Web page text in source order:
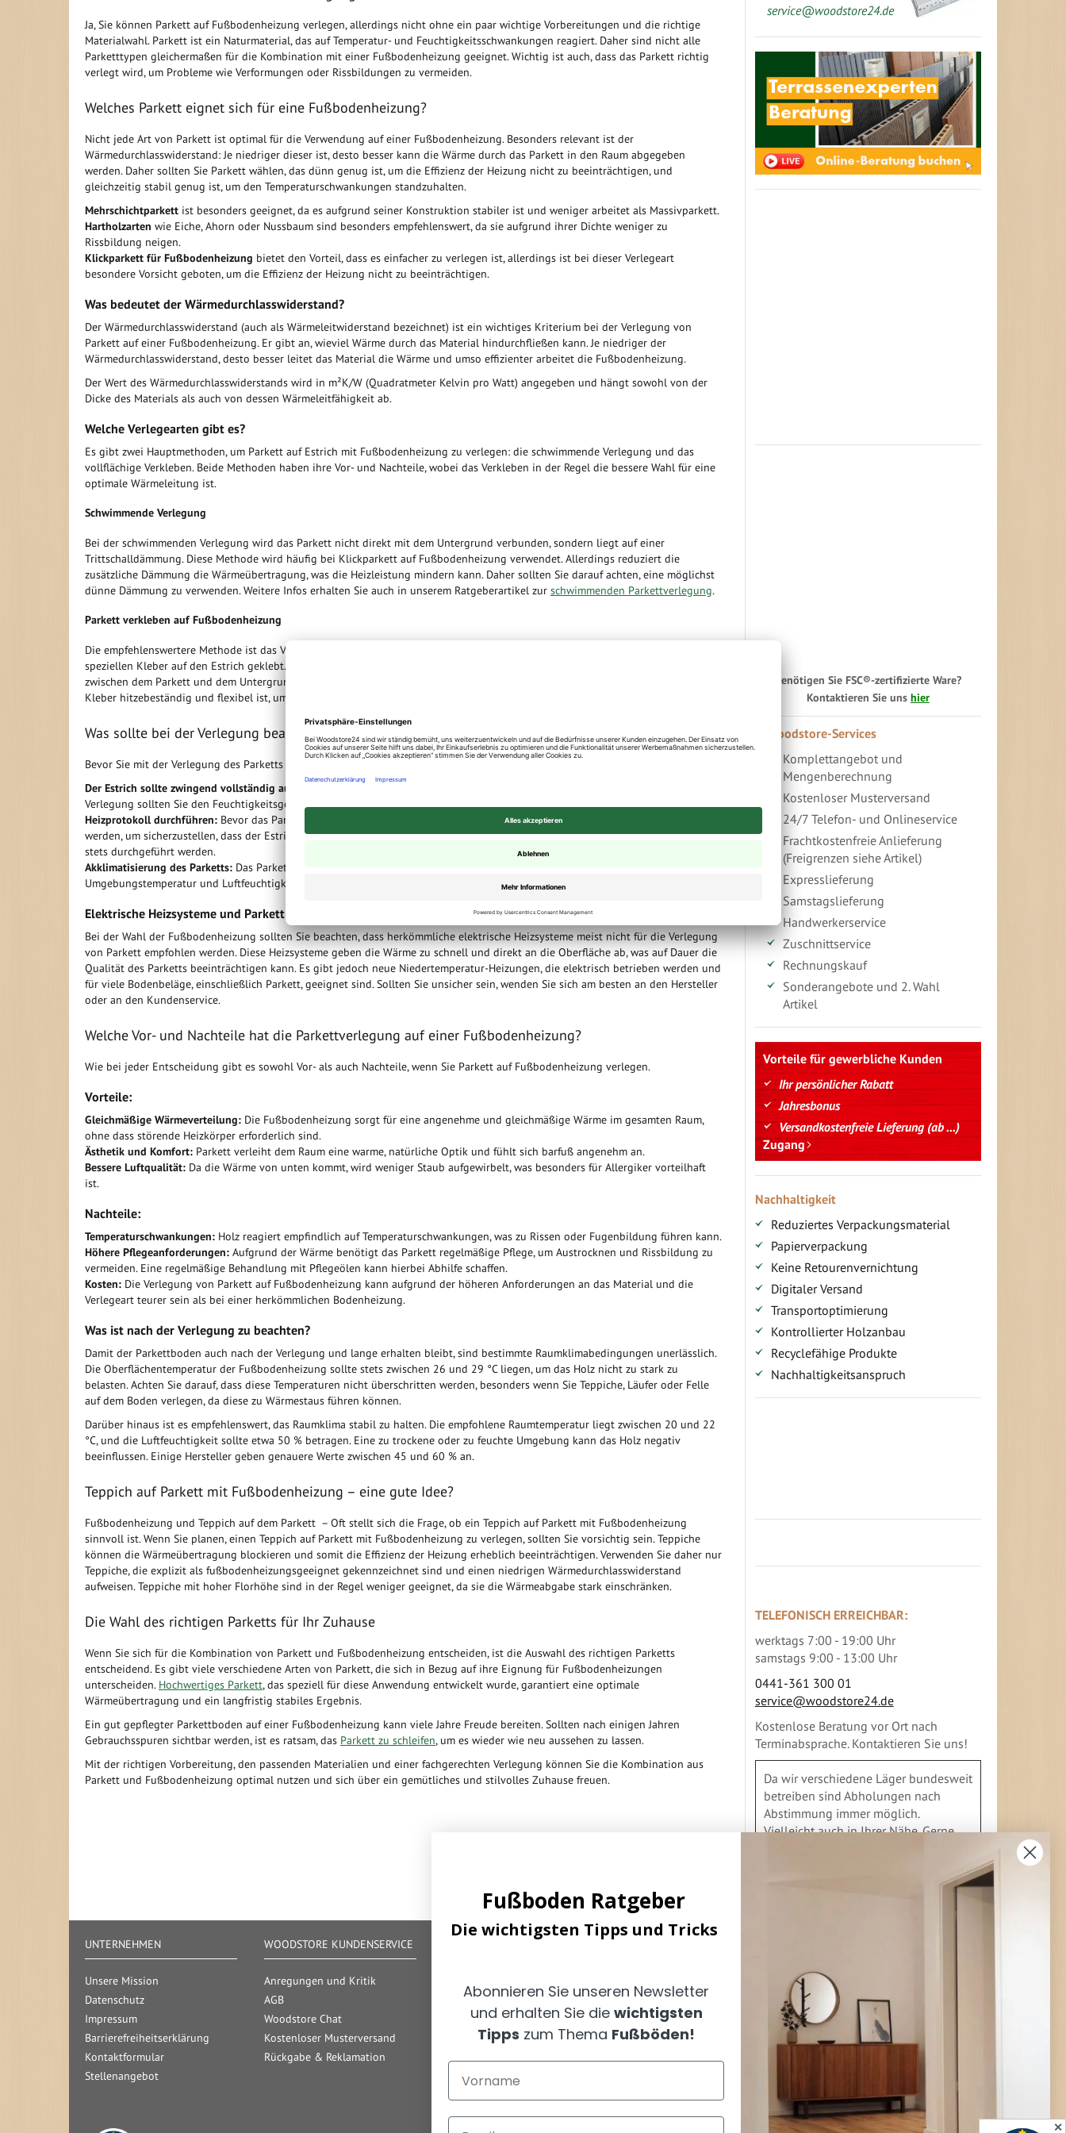
Ja, Sie können Parkett auf Fußbodenheizung verlegen, allerdings nicht ohne ein paar wichtige Vorbereitungen und die richtige
Materialwahl. Parkett ist ein Naturmaterial, das auf Temperatur- und Feuchtigkeitsschwankungen reagiert. Daher sind nicht alle
Parketttypen gleichermaßen für die Kombination mit einer Fußbodenheizung geeignet. Wichtig ist auch, dass das Parkett richtig
verlegt wird, um Probleme wie Verformungen oder Rissbildungen zu vermeiden.
Welches Parkett eignet sich für eine Fußbodenheizung?
Nicht jede Art von Parkett ist optimal für die Verwendung auf einer Fußbodenheizung. Besonders relevant ist der
Wärmedurchlasswiderstand: Je niedriger dieser ist, desto besser kann die Wärme durch das Parkett in den Raum abgegeben
werden. Daher sollten Sie Parkett wählen, das dünn genug ist, um die Effizienz der Heizung nicht zu beeinträchtigen, und
gleichzeitig stabil genug ist, um den Temperaturschwankungen standzuhalten.
Mehrschichtparkett ist besonders geeignet, da es aufgrund seiner Konstruktion stabiler ist und weniger arbeitet als Massivparkett.
Hartholzarten wie Eiche, Ahorn oder Nussbaum sind besonders empfehlenswert, da sie aufgrund ihrer Dichte weniger zu
Rissbildung neigen.
Klickparkett für Fußbodenheizung bietet den Vorteil, dass es einfacher zu verlegen ist, allerdings ist bei dieser Verlegeart
besondere Vorsicht geboten, um die Effizienz der Heizung nicht zu beeinträchtigen.
Was bedeutet der Wärmedurchlasswiderstand?
Der Wärmedurchlasswiderstand (auch als Wärmeleitwiderstand bezeichnet) ist ein wichtiges Kriterium bei der Verlegung von
Parkett auf einer Fußbodenheizung. Er gibt an, wieviel Wärme durch das Material hindurchfließen kann. Je niedriger der
Wärmedurchlasswiderstand, desto besser leitet das Material die Wärme und umso effizienter arbeitet die Fußbodenheizung.
Der Wert des Wärmedurchlasswiderstands wird in m²K/W (Quadratmeter Kelvin pro Watt) angegeben und hängt sowohl von der
Dicke des Materials als auch von dessen Wärmeleitfähigkeit ab.
Welche Verlegearten gibt es?
Es gibt zwei Hauptmethoden, um Parkett auf Estrich mit Fußbodenheizung zu verlegen: die schwimmende Verlegung und das
vollflächige Verkleben. Beide Methoden haben ihre Vor- und Nachteile, wobei das Verkleben in der Regel die bessere Wahl für eine
optimale Wärmeleitung ist.
Schwimmende Verlegung
Bei der schwimmenden Verlegung wird das Parkett nicht direkt mit dem Untergrund verbunden, sondern liegt auf einer
Trittschalldämmung. Diese Methode wird häufig bei Klickparkett auf Fußbodenheizung verwendet. Allerdings reduziert die
zusätzliche Dämmung die Wärmeübertragung, was die Heizleistung mindern kann. Daher sollten Sie darauf achten, eine möglichst
dünne Dämmung zu verwenden. Weitere Infos erhalten Sie auch in unserem Ratgeberartikel zur schwimmenden Parkettverlegung.
Parkett verkleben auf Fußbodenheizung
Die empfehlenswertere Methode ist das Verkleben von Parkett auf Fußbodenheizung. Dabei wird das Parkett vollflächig mit einem
speziellen Kleber auf den Estrich geklebt. Diese Methode sorgt für eine bessere Wärmeübertragung, da es keine Luftschichten
zwischen dem Parkett und dem Untergrund gibt, die die Heizleistung beeinträchtigen könnten. Wichtig ist, dass der verwendete
Kleber hitzebeständig und flexibel ist, um die Ausdehnung des Holzes bei Temperaturschwankungen zu kompensieren.
Was sollte bei der Verlegung beachtet werden?
Bevor Sie mit der Verlegung des Parketts auf einer Fußbodenheizung beginnen, gibt es einige wichtige Vorbereitungen:
Der Estrich sollte zwingend vollständig ausgetrocknet sein.
Ein feuchter Estrich kann zu Schäden am Parkett führen. Vor der
Verlegung sollten Sie den Feuchtigkeitsgehalt des Estrichs messen lassen.
Heizprotokoll durchführen: Bevor das Parkett verlegt wird, sollte die Fußbodenheizung mehrere Tage in Betrieb genommen
werden, um sicherzustellen, dass der Estrich ausreichend durchgetrocknet ist. Dies wird als "Aufheizprotokoll" bezeichnet und sollte
stets durchgeführt werden.
Akklimatisierung des Parketts: Das Parkett sollte vor der Verlegung im Raum gelagert werden, damit es sich an die
Umgebungstemperatur und Luftfeuchtigkeit anpassen kann. Dies reduziert das Risiko von Verformungen nach der Verlegung.
Elektrische Heizsysteme und Parkett
Bei der Wahl der Fußbodenheizung sollten Sie beachten, dass herkömmliche elektrische Heizsysteme meist nicht für die Verlegung
von Parkett empfohlen werden. Diese Heizsysteme geben die Wärme zu schnell und direkt an die Oberfläche ab, was auf Dauer die
Qualität des Parketts beeinträchtigen kann. Es gibt jedoch neue Niedertemperatur-Heizungen, die elektrisch betrieben werden und
für viele Bodenbeläge, einschließlich Parkett, geeignet sind. Sollten Sie unsicher sein, wenden Sie sich am besten an den Hersteller
oder an den Kundenservice.
Welche Vor- und Nachteile hat die Parkettverlegung auf einer Fußbodenheizung?
Wie bei jeder Entscheidung gibt es sowohl Vor- als auch Nachteile, wenn Sie Parkett auf Fußbodenheizung verlegen.
Vorteile:
Gleichmäßige Wärmeverteilung: Die Fußbodenheizung sorgt für eine angenehme und gleichmäßige Wärme im gesamten Raum,
ohne dass störende Heizkörper erforderlich sind.
Ästhetik und Komfort: Parkett verleiht dem Raum eine warme, natürliche Optik und fühlt sich barfuß angenehm an.
Bessere Luftqualität: Da die Wärme von unten kommt, wird weniger Staub aufgewirbelt, was besonders für Allergiker vorteilhaft
ist.
Nachteile:
Temperaturschwankungen: Holz reagiert empfindlich auf Temperaturschwankungen, was zu Rissen oder Fugenbildung führen kann.
Höhere Pflegeanforderungen: Aufgrund der Wärme benötigt das Parkett regelmäßige Pflege, um Austrocknen und Rissbildung zu
vermeiden. Eine regelmäßige Behandlung mit Pflegeölen kann hierbei Abhilfe schaffen.
Kosten: Die Verlegung von Parkett auf Fußbodenheizung kann aufgrund der höheren Anforderungen an das Material und die
Verlegeart teurer sein als bei einer herkömmlichen Bodenheizung.
Was ist nach der Verlegung zu beachten?
Damit der Parkettboden auch nach der Verlegung und lange erhalten bleibt, sind bestimmte Raumklimabedingungen unerlässlich.
Die Oberflächentemperatur der Fußbodenheizung sollte stets zwischen 26 und 29 °C liegen, um das Holz nicht zu stark zu
belasten. Achten Sie darauf, dass diese Temperaturen nicht überschritten werden, besonders wenn Sie Teppiche, Läufer oder Felle
auf dem Boden verlegen, da diese zu Wärmestaus führen können.
Darüber hinaus ist es empfehlenswert, das Raumklima stabil zu halten. Die empfohlene Raumtemperatur liegt zwischen 20 und 22
°C, und die Luftfeuchtigkeit sollte etwa 50 % betragen. Eine zu trockene oder zu feuchte Umgebung kann das Holz negativ
beeinflussen. Einige Hersteller geben genauere Werte zwischen 45 und 60 % an.
Teppich auf Parkett mit Fußbodenheizung – eine gute Idee?
Fußbodenheizung und Teppich auf dem Parkett – Oft stellt sich die Frage, ob ein Teppich auf Parkett mit Fußbodenheizung
sinnvoll ist. Wenn Sie planen, einen Teppich auf Parkett mit Fußbodenheizung zu verlegen, sollten Sie vorsichtig sein. Teppiche
können die Wärmeübertragung blockieren und somit die Effizienz der Heizung erheblich beeinträchtigen. Verwenden Sie daher nur
Teppiche, die explizit als fußbodenheizungsgeeignet gekennzeichnet sind und einen niedrigen Wärmedurchlasswiderstand
aufweisen. Teppiche mit hoher Florhöhe sind in der Regel weniger geeignet, da sie die Wärmeabgabe stark einschränken.
Die Wahl des richtigen Parketts für Ihr Zuhause
Wenn Sie sich für die Kombination von Parkett und Fußbodenheizung entscheiden, ist die Auswahl des richtigen Parketts
entscheidend. Es gibt viele verschiedene Arten von Parkett, die sich in Bezug auf ihre Eignung für Fußbodenheizungen
unterscheiden. Hochwertiges Parkett, das speziell für diese Anwendung entwickelt wurde, garantiert eine optimale
Wärmeübertragung und ein langfristig stabiles Ergebnis.
Ein gut gepflegter Parkettboden auf einer Fußbodenheizung kann viele Jahre Freude bereiten. Sollten nach einigen Jahren
Gebrauchsspuren sichtbar werden, ist es ratsam, das Parkett zu schleifen, um es wieder wie neu aussehen zu lassen.
Mit der richtigen Vorbereitung, den passenden Materialien und einer fachgerechten Verlegung können Sie die Kombination aus
Parkett und Fußbodenheizung optimal nutzen und sich über ein gemütliches und stilvolles Zuhause freuen.
service@woodstore24.de
Benötigen Sie FSC®-zertifizierte Ware?
Kontaktieren Sie uns hier
Woodstore-Services
Komplettangebot und
Mengenberechnung
Kostenloser Musterversand
24/7 Telefon- und Onlineservice
Frachtkostenfreie Anlieferung
(Freigrenzen siehe Artikel)
Expresslieferung
Samstagslieferung
Handwerkerservice
Zuschnittservice
Rechnungskauf
Sonderangebote und 2. Wahl
Artikel
Vorteile für gewerbliche Kunden
Ihr persönlicher Rabatt
Jahresbonus
Versandkostenfreie Lieferung (ab ...)
Zugang
Nachhaltigkeit
Reduziertes Verpackungsmaterial
Papierverpackung
Keine Retourenvernichtung
Digitaler Versand
Transportoptimierung
Kontrollierter Holzanbau
Recyclefähige Produkte
Nachhaltigkeitsanspruch
TELEFONISCH ERREICHBAR:
werktags 7:00 - 19:00 Uhr
samstags 9:00 - 13:00 Uhr
0441-361 300 01
service@woodstore24.de
Kostenlose Beratung vor Ort nach
Terminabsprache. Kontaktieren Sie uns!
Da wir verschiedene Läger bundesweit
betreiben sind Abholungen nach
Abstimmung immer möglich.
Vielleicht auch in Ihrer Nähe. Gerne
UNTERNEHMEN
Unsere Mission
Datenschutz
Impressum
Barrierefreiheitserklärung
Kontaktformular
Stellenangebot
WOODSTORE KUNDENSERVICE
Anregungen und Kritik
AGB
Woodstore Chat
Kostenloser Musterversand
Rückgabe & Reklamation
Zertifizierter und geprüfter Shop
Geld-Zurück-Garantie
Günstige Versandkosten/ Frachtkostenfreigrenzen
Paypal
Bar bei Abholung
✕
Fußboden Ratgeber
Die wichtigsten Tipps und Tricks
Abonnieren Sie unseren Newsletter
und erhalten Sie die wichtigsten
Tipps zum Thema Fußböden!